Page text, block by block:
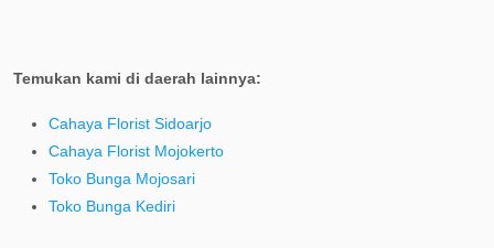
Temukan kami di daerah lainnya:
Cahaya Florist Sidoarjo
Cahaya Florist Mojokerto
Toko Bunga Mojosari
Toko Bunga Kediri